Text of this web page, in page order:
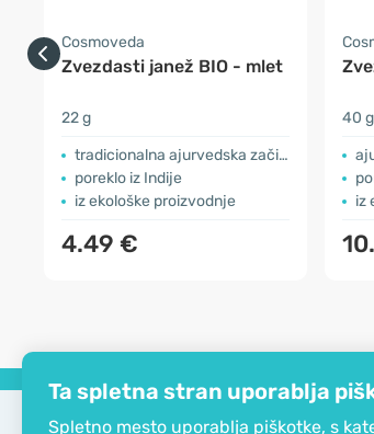
Ta spletna stran uporablja
Spletno mesto uporablja piškotke, s
Cosmoveda
Zvezdasti janež BIO - mlet
22 g
tradicionalna ajurvedska začimba
poreklo iz Indije
iz ekološke proizvodnje
4.49 €
40 g
iz
Podjetje